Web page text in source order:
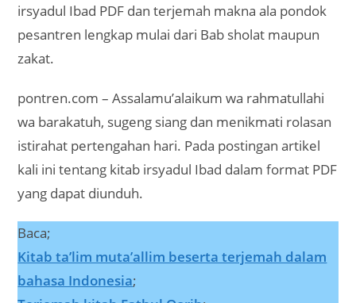
irsyadul Ibad PDF dan terjemah makna ala pondok
pesantren lengkap mulai dari Bab sholat maupun
zakat.
pontren.com – Assalamu’alaikum wa rahmatullahi
wa barakatuh, sugeng siang dan menikmati rolasan
istirahat pertengahan hari. Pada postingan artikel
kali ini tentang kitab irsyadul Ibad dalam format PDF
yang dapat diunduh.
Baca;
Kitab ta’lim muta’allim beserta terjemah dalam
bahasa Indonesia;